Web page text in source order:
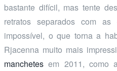
bastante difícil, mas tente
retratos separados com
impossível, o que torna a
Rjacenna muito mais
manchetes em 2011, como